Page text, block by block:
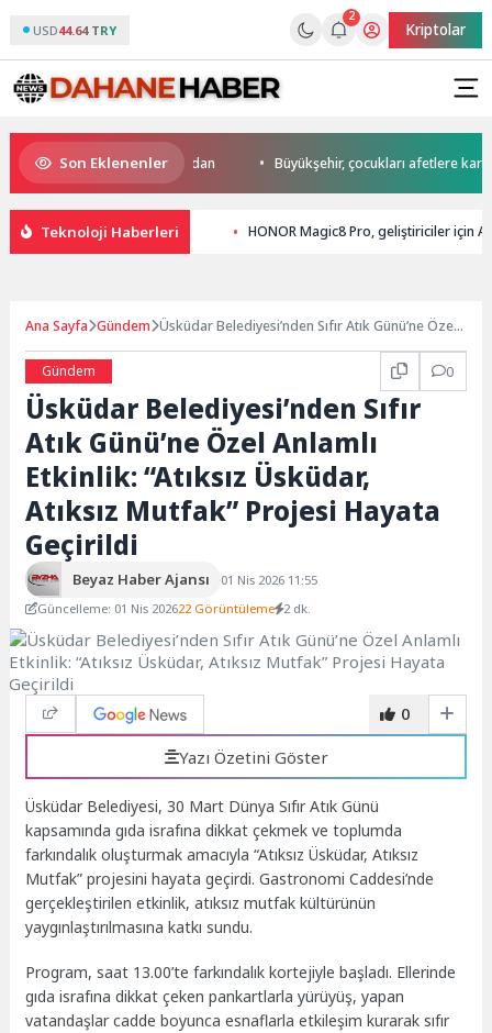
USD44.64 TRY
2
Kriptolar
Son Eklenenler
start Başkan Büyükakın’dan Büyükşehir, çocukları afetlere karşı
Teknoloji Haberleri HONOR Magic8 Pro, geliştiriciler için
Ana Sayfa Gündem Üsküdar Belediyesi’nden Sıfır Atık Günü’ne Özel
Gündem 0
Üsküdar Belediyesi’nden Sıfır
Atık Günü’ne Özel Anlamlı
Etkinlik: “Atıksız Üsküdar,
Atıksız Mutfak” Projesi Hayata
Geçirildi
Beyaz Haber Ajansı
01 Nis 2026 11:55
Güncelleme: 01 Nis 202622 Görüntüleme 2 dk.
0
Yazı Özetini Göster
Üsküdar Belediyesi, 30 Mart Dünya Sıfır Atık Günü
kapsamında gıda israfına dikkat çekmek ve toplumda
farkındalık oluşturmak amacıyla “Atıksız Üsküdar, Atıksız
Mutfak” projesini hayata geçirdi. Gastronomi Caddesi’nde
gerçekleştirilen etkinlik, atıksız mutfak kültürünün
yaygınlaştırılmasına katkı sundu.
Program, saat 13.00’te farkındalık kortejiyle başladı. Ellerinde
gıda israfına dikkat çeken pankartlarla yürüyüş, yapan
vatandaşlar cadde boyunca esnaflarla etkileşim kurarak sıfır